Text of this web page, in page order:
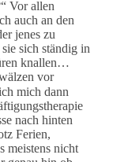
Vor allen
auch an den
jenes zu
sich ständig in
knallen…
vor
mich dann
nach hinten
Ferien,
meistens nicht